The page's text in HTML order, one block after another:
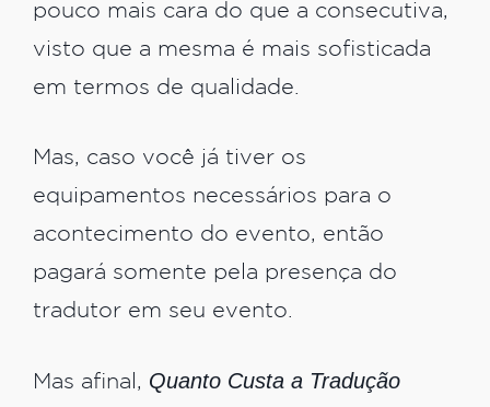
pouco mais cara do que a consecutiva,
visto que a mesma é mais sofisticada
em termos de qualidade.
Mas, caso você já tiver os
equipamentos necessários para o
acontecimento do evento, então
pagará somente pela presença do
tradutor em seu evento.
Mas afinal, Quanto Custa a Tradução